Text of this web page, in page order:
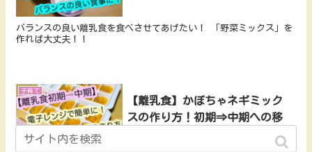
バランスの良い離乳食を食べさせてあげたい！ 「野菜ミックス」を
作れば大丈夫！！
子育て
【離乳食】かぼちゃネギミック
スの作り方！初期⇒中期への移